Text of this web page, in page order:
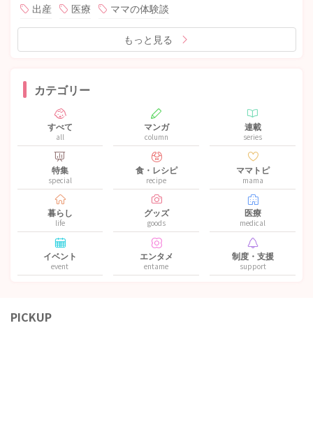
出産
医療 ママの体験談
もっと見る
カテゴリー
すべて
all
マンガ
column
連載
series
特集
special
食・レシピ
recipe
ママトピ
mama
暮らし
life
グッズ
goods
医療
medical
イベント
event
エンタメ
entame
制度・支援
support
PICKUP